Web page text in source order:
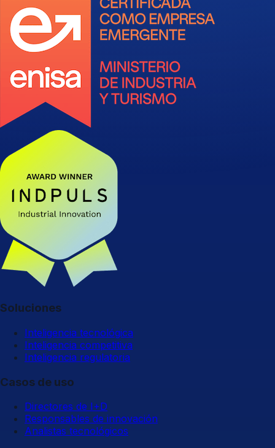
Soluciones
Inteligencia tecnológica
Inteligencia competitiva
Inteligencia regulatoria
Casos de uso
Directores de I+D
Responsables de innovación
Analistas tecnológicos